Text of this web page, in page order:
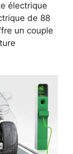
électrique
de 88
un couple